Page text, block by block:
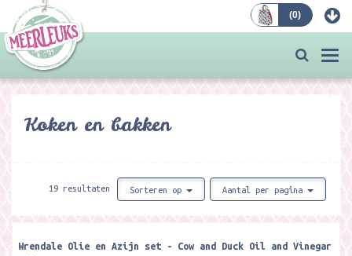
(0)
Koken en bakken
19 resultaten Sorteren op Aantal per pagina
Wrendale Olie en Azijn set - Cow and Duck Oil and Vinegar